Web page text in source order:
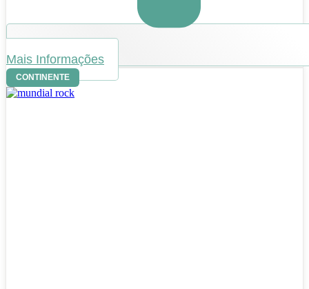
Mais Informações
CONTINENTE